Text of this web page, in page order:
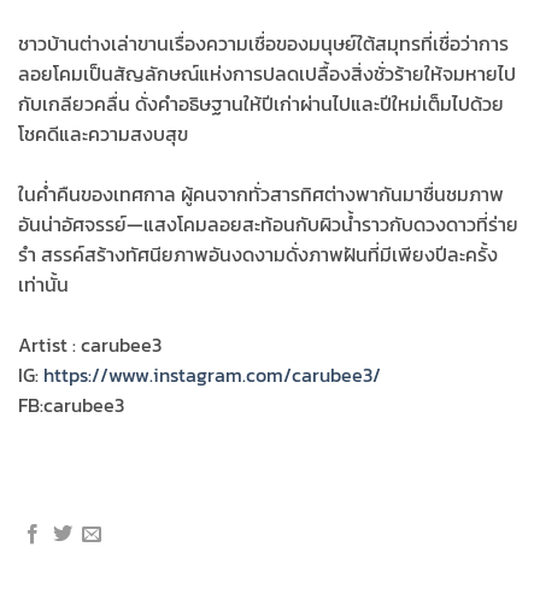
ชาวบ้านต่างเล่าขานเรื่องความเชื่อของมนุษย์ใต้สมุทรที่เชื่อว่าการ
ลอยโคมเป็นสัญลักษณ์แห่งการปลดเปลื้องสิ่งชั่วร้ายให้จมหายไป
กับเกลียวคลื่น ดั่งคำอธิษฐานให้ปีเก่าผ่านไปและปีใหม่เต็มไปด้วย
โชคดีและความสงบสุข
ในค่ำคืนของเทศกาล ผู้คนจากทั่วสารทิศต่างพากันมาชื่นชมภาพ
อันน่าอัศจรรย์—แสงโคมลอยสะท้อนกับผิวน้ำราวกับดวงดาวที่ร่าย
รำ สรรค์สร้างทัศนียภาพอันงดงามดั่งภาพฝันที่มีเพียงปีละครั้ง
เท่านั้น
Artist : carubee3
IG: https://www.instagram.com/carubee3/
FB:carubee3